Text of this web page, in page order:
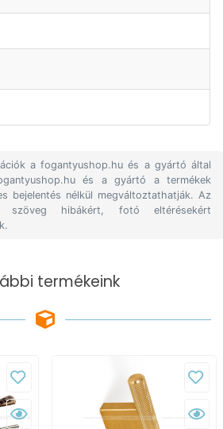
a fogantyushop.hu és a gyártó által
és a gyártó a termékek
bejelentés nélkül megváltoztathatják. Az
szöveg hibákért, fotó eltérésekért
termékeink